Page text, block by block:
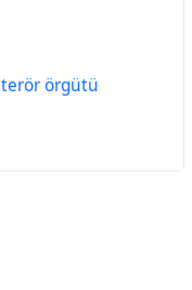
terörörgütü